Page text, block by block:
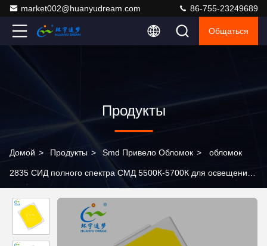
market002@huanyudream.com 86-755-23249689
Общаться
Продукты
Домой > Продукты > Smd Привело Обломок > обломок
2835 СИД полного спектра СМД 5500К-5700К для освещения